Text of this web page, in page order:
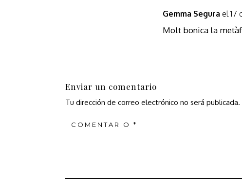
Gemma Segura el 17
Molt bonica la
Enviar un comentario
Tu dirección de correo electrónico no será publicada.